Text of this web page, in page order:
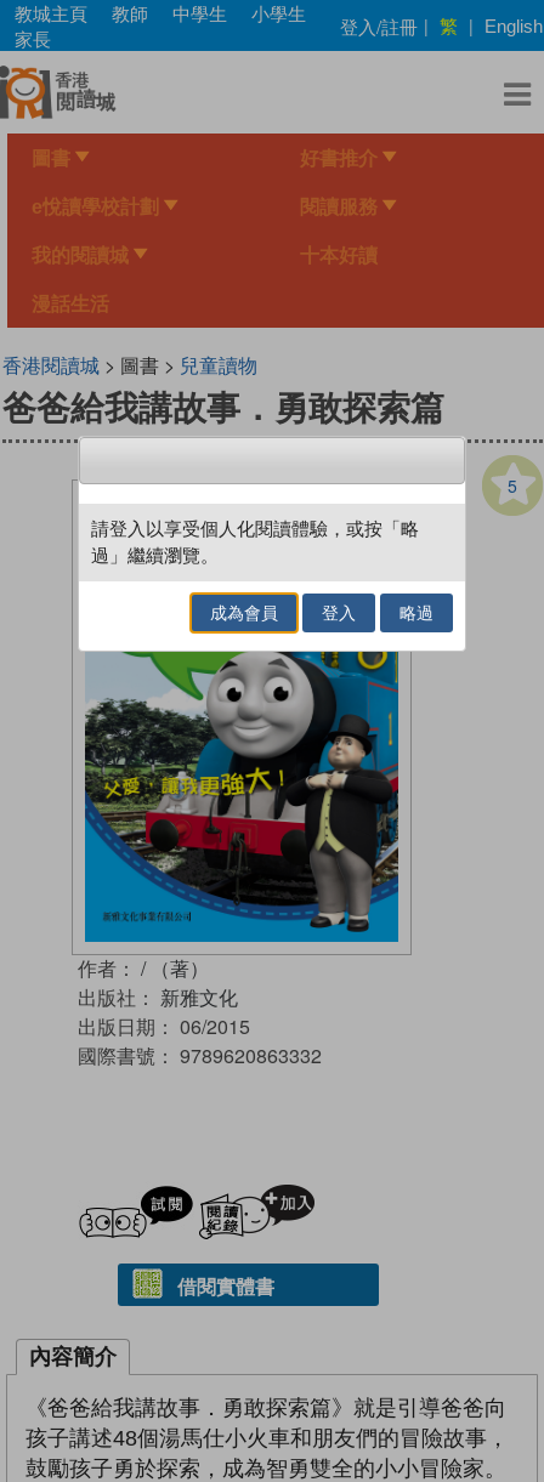
Skip
main
content
教城主頁 教師 中學生
小學生
家長
登入/註冊 | 繁 | English
圖書 好書推介
e悅讀學校計劃 閱讀服務
我的閱讀城 十本好讀
漫話生活
香港閱讀城> 圖書 > 兒童讀物
爸爸給我講故事．勇敢探索篇
5
作者： / （著）
出版社： 新雅文化
出版日期： 06/2015
國際書號： 9789620863332
試閲
借閱實體書
內容簡介
《爸爸給我講故事．勇敢探索篇》就是引導爸爸向
孩子講述48個湯馬仕小火車和朋友們的冒險故事，
鼓勵孩子勇於探索，成為智勇雙全的小小冒險家。
請登入以享受個人化閱讀體驗，或按「略
過」繼續瀏覽。
成為會員 登入 略過